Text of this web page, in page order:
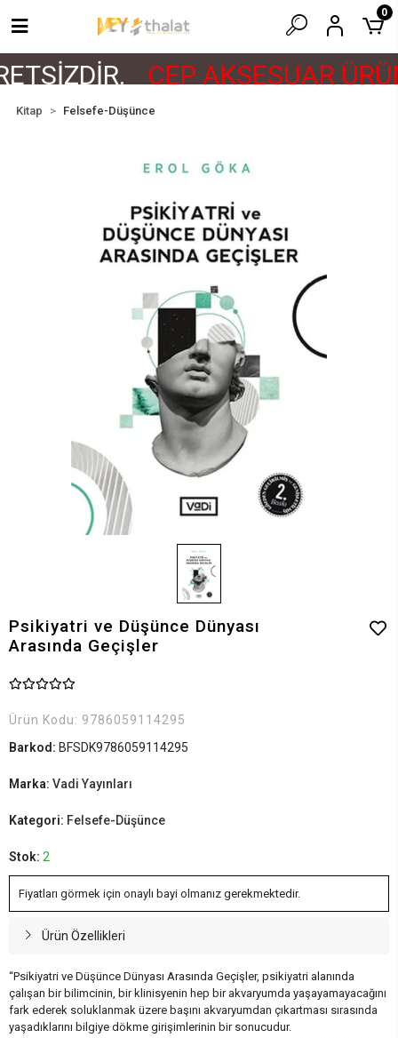
CEP AKSESUAR
0
Kitap Felsefe-Düşünce
Psikiyatri ve Düşünce Dünyası
Arasında Geçişler
Ürün Kodu: 9786059114295
Barkod: BFSDK9786059114295
Marka: Vadi Yayınları
Kategori: Felsefe-Düşünce
Stok: 2
Fiyatları görmek için onaylı bayi olmanız gerekmektedir.
Ürün Özellikleri
“Psikiyatri ve Düşünce Dünyası Arasında Geçişler, psikiyatri alanında
çalışan bir bilimcinin, bir klinisyenin hep bir akvaryumda yaşayamayacağını
fark ederek soluklanmak üzere başını akvaryumdan çıkartması sırasında
yaşadıklarını bilgiye dökme girişimlerinin bir sonucudur.